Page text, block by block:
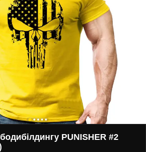
PUNISHER #2